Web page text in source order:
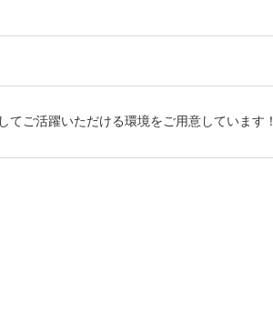
てご活躍いただける環境をご用意しています！